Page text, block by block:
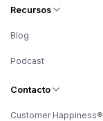
Recursos
Blog
Podcast
Contacto
Customer Happiness®